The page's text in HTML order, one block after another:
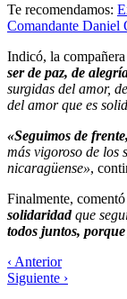
Te recomendamos:
Comandante Daniel
Indicó, la
ser de paz, de
surgidas del amor,
del amor que es
«Seguimos de
más vigoroso de los
nicaragüense»,
Finalmente,
solidaridadque
todos juntos,
‹ Anterior
Siguiente ›